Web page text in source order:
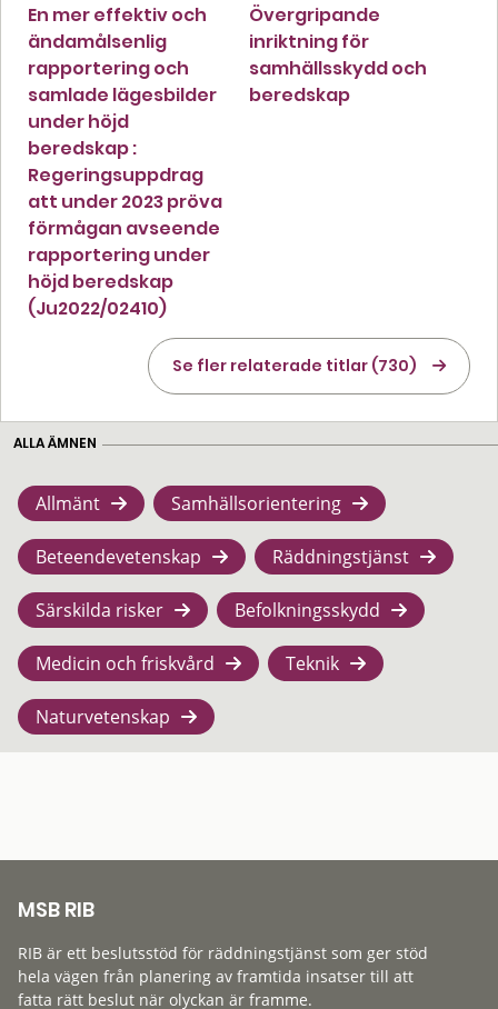
En mer effektiv och
ändamålsenlig
rapportering och
samlade lägesbilder
under höjd
beredskap :
Regeringsuppdrag
att under 2023 pröva
förmågan avseende
rapportering under
höjd beredskap
(Ju2022/02410)
Övergripande
inriktning för
samhällsskydd och
beredskap
Se fler relaterade titlar (730)
ALLA ÄMNEN
Allmänt Samhällsorientering
Beteendevetenskap Räddningstjänst
Särskilda risker Befolkningsskydd
Medicin och friskvård Teknik
Naturvetenskap
MSB RIB
RIB är ett beslutsstöd för räddningstjänst som ger stöd
hela vägen från planering av framtida insatser till att
fatta rätt beslut när olyckan är framme.